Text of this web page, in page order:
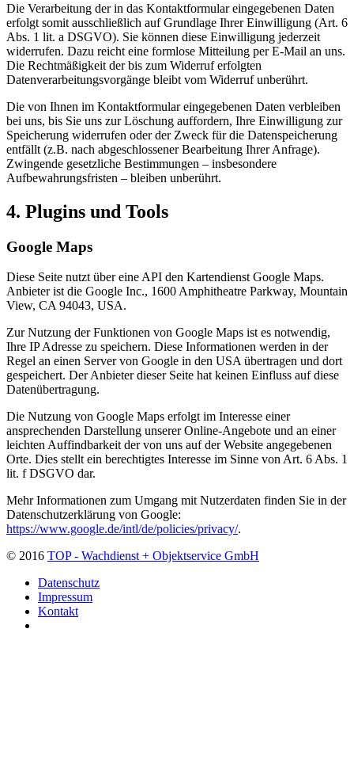
Die Verarbeitung der in das Kontaktformular eingegebenen Daten
erfolgt somit ausschließlich auf Grundlage Ihrer Einwilligung (Art. 6
Abs. 1 lit. a DSGVO). Sie können diese Einwilligung jederzeit
widerrufen. Dazu reicht eine formlose Mitteilung per E-Mail an uns.
Die Rechtmäßigkeit der bis zum Widerruf erfolgten
Datenverarbeitungsvorgänge bleibt vom Widerruf unberührt.
Die von Ihnen im Kontaktformular eingegebenen Daten verbleiben
bei uns, bis Sie uns zur Löschung auffordern, Ihre Einwilligung zur
Speicherung widerrufen oder der Zweck für die Datenspeicherung
entfällt (z.B. nach abgeschlossener Bearbeitung Ihrer Anfrage).
Zwingende gesetzliche Bestimmungen – insbesondere
Aufbewahrungsfristen – bleiben unberührt.
4. Plugins und Tools
Google Maps
Diese Seite nutzt über eine API den Kartendienst Google Maps.
Anbieter ist die Google Inc., 1600 Amphitheatre Parkway, Mountain
View, CA 94043, USA.
Zur Nutzung der Funktionen von Google Maps ist es notwendig,
Ihre IP Adresse zu speichern. Diese Informationen werden in der
Regel an einen Server von Google in den USA übertragen und dort
gespeichert. Der Anbieter dieser Seite hat keinen Einfluss auf diese
Datenübertragung.
Die Nutzung von Google Maps erfolgt im Interesse einer
ansprechenden Darstellung unserer Online-Angebote und an einer
leichten Auffindbarkeit der von uns auf der Website angegebenen
Orte. Dies stellt ein berechtigtes Interesse im Sinne von Art. 6 Abs. 1
lit. f DSGVO dar.
Mehr Informationen zum Umgang mit Nutzerdaten finden Sie in der
Datenschutzerklärung von Google:
https://www.google.de/intl/de/policies/privacy/.
© 2016 TOP - Wachdienst + Objektservice GmbH
Datenschutz
Impressum
Kontakt